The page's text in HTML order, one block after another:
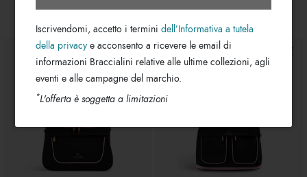
Iscrivendomi, accetto i terminidell’Informativa a tutela
della privacy e acconsento a ricevere le email di
informazioni Braccialini relative alle ultime collezioni, agli
eventi e alle campagne del marchio.
*L'offerta è soggetta a limitazioni